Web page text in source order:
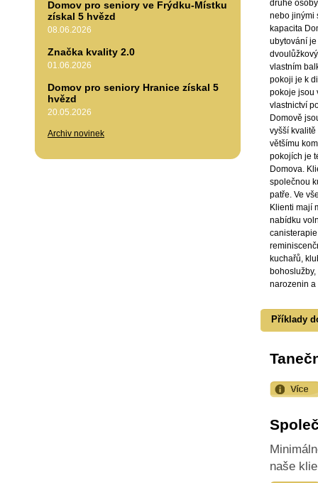
Domov pro seniory ve Frýdku-Místku
získal 5 hvězd
08.06.2026
Značka kvality 2.0
01.06.2026
Domov pro seniory Hranice získal 5
hvězd
20.05.2026
Archiv novinek
druhé
nebo jinými
kapacita
ubytování
vlastním
pokoji je k
pokoje jsou
vlastnictví
Domově
vyšší
většímu
pokojích je
Domova.
společnou
patře. Ve
Klienti mají
nabídku
kuchařů,
narozenin a
Příklady
naše